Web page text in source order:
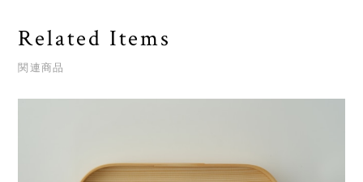
Related Items
関連商品